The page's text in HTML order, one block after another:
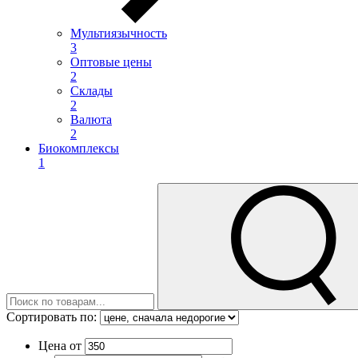
Мультиязычность
3
Оптовые цены
2
Склады
2
Валюта
2
Биокомплексы
1
Сортировать по:
Цена от